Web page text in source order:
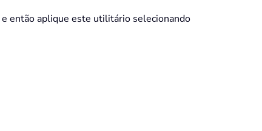
então aplique este utilitário selecionando